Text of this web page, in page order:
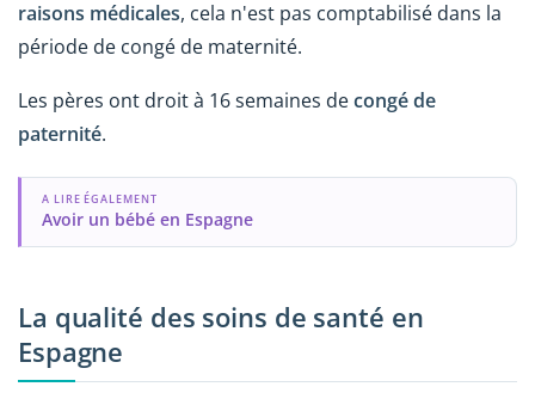
raisons médicales, cela n'est pas comptabilisé dans la
période de congé de maternité.
Les pères ont droit à 16 semaines decongé de
paternité.
A LIRE ÉGALEMENT
Avoir un bébé en Espagne
La qualité des soins de santé en
Espagne